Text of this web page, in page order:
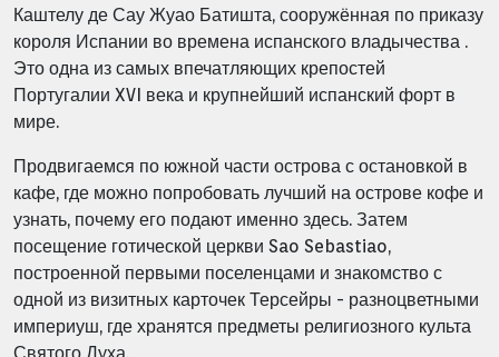
Каштелу де Сау Жуао Батишта, сооружённая по приказу
короля Испании во времена испанского владычества .
Это одна из самых впечатляющих крепостей
Португалии XVI века и крупнейший испанский форт в
мире.
Продвигаемся по южной части острова с остановкой в
кафе, где можно попробовать лучший на острове кофе и
узнать, почему его подают именно здесь. Затем
посещение готической церкви Sao Sebastiao,
построенной первыми поселенцами и знакомство с
одной из визитных карточек Терсейры - разноцветными
империуш, где хранятся предметы религиозного культа